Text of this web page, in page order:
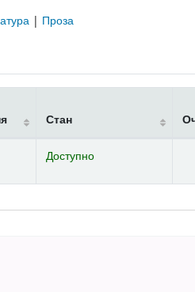
| Проза
Стан
Доступно